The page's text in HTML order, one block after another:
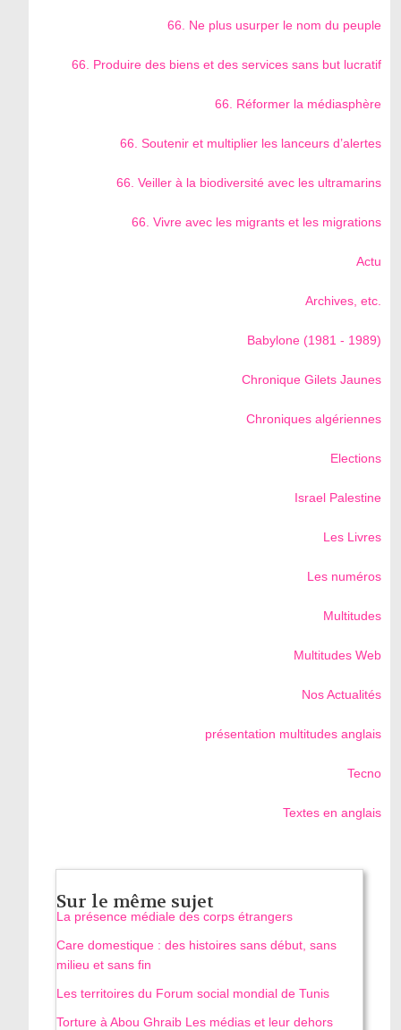
66. Ne plus usurper le nom du peuple
66. Produire des biens et des services sans but lucratif
66. Réformer la médiasphère
66. Soutenir et multiplier les lanceurs d’alertes
66. Veiller à la biodiversité avec les ultramarins
66. Vivre avec les migrants et les migrations
Actu
Archives, etc.
Babylone (1981 - 1989)
Chronique Gilets Jaunes
Chroniques algériennes
Elections
Israel Palestine
Les Livres
Les numéros
Multitudes
Multitudes Web
Nos Actualités
présentation multitudes anglais
Tecno
Textes en anglais
Sur le même sujet
La présence médiale des corps étrangers
Care domestique : des histoires sans début, sans
milieu et sans fin
Les territoires du Forum social mondial de Tunis
Torture à Abou Ghraib Les médias et leur dehors